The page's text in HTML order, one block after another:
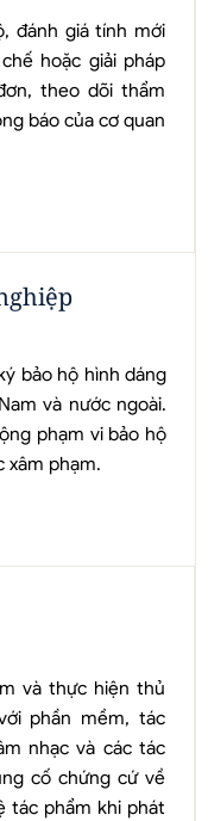
đánh giá tính mới
hoặc giải pháp
theo dõi thẩm
báo của cơ quan
bảo hộ hình dáng
và nước ngoài.
phạm vi bảo hộ
xâm phạm.
và thực hiện thủ
phần mềm, tác
nhạc và các tác
cố chứng cứ về
tác phẩm khi phát